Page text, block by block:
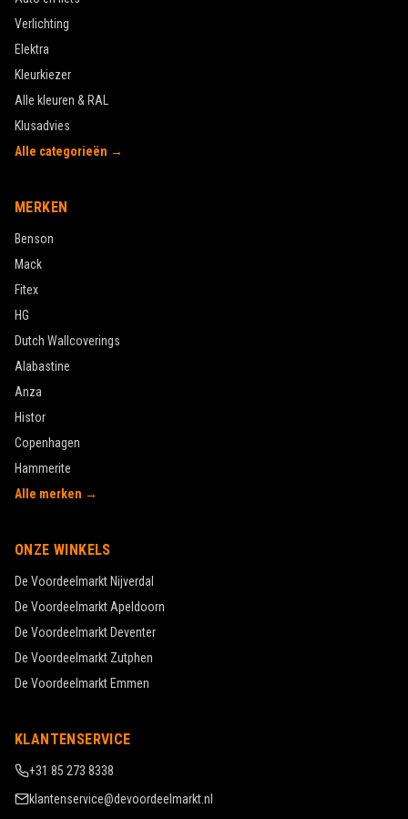
Verlichting
Elektra
Kleurkiezer
Alle kleuren & RAL
Klusadvies
Alle categorieën →
MERKEN
Benson
Mack
Fitex
HG
Dutch Wallcoverings
Alabastine
Anza
Histor
Copenhagen
Hammerite
Alle merken →
ONZE WINKELS
De Voordeelmarkt Nijverdal
De Voordeelmarkt Apeldoorn
De Voordeelmarkt Deventer
De Voordeelmarkt Zutphen
De Voordeelmarkt Emmen
KLANTENSERVICE
+31 85 273 8338
klantenservice@devoordeelmarkt.nl